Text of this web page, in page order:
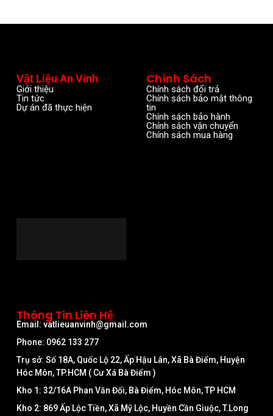
Vật Liệu An Vinh
Giới thiệu
Tin tức
Dự án đã thực hiện
Chính Sách
Chính sách đổi trả
Chính sách bảo mật thông
tin
Chính sách bảo hành
Chính sách vận chuyển
Chính sách mua hàng
Thông Tin Liên Hệ
Email: vatlieuanvinh@gmail.com
Phone: 0962 133 277
Trụ sở: Số 18A, Quốc Lộ 22, Ấp Hậu Lân, Xã Bà Điểm, Huyện
Hóc Môn, TP.HCM ( Cư Xá Bà Điểm )
Kho 1: 32/16A Phan Văn Đối, Bà Điểm, Hóc Môn, TP HCM
Kho 2: 869 Ấp Lộc Tiền, Xã Mỹ Lộc, Huyền Cần Giuộc, T.Long